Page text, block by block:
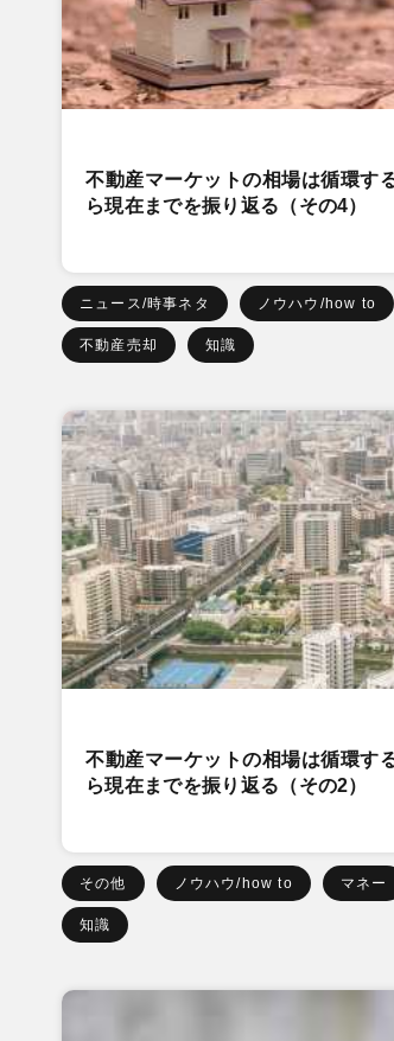
不動産マーケットの相場は循環す
ら現在までを振り返る（その4）
ニュース/時事ネタ ノウハウ/how to
不動産売却 知識
不動産マーケットの相場は循環す
ら現在までを振り返る（その2）
その他 ノウハウ/how to マネー
知識